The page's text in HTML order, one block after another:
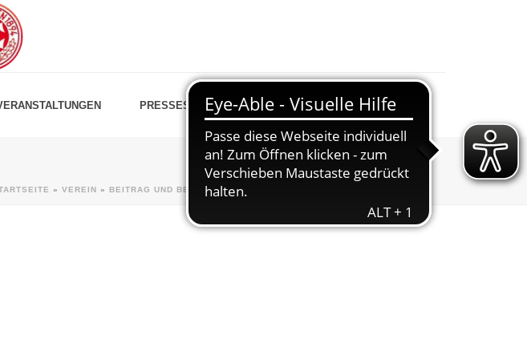
PRESSESPIEGEL SHOP
» VEREIN » BEITRAG UND BEITRITT »AUFNAHMEANTRAG_AB_JANUAR_2025-1